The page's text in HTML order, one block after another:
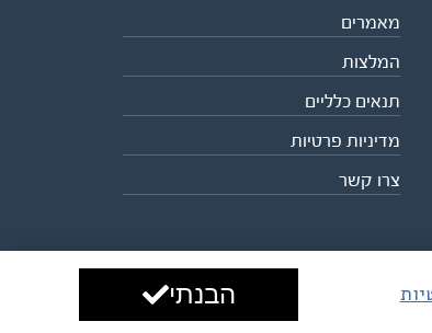
מאמרים
המלצות
תנאים כלליים
מדיניות פרטיות
צרו קשר
עיצוב ופיתוח: ביבר גלובלהבנתי